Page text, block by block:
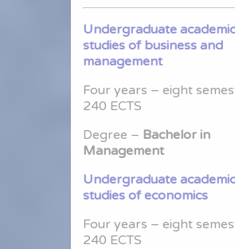
Undergraduate academic
studies of business and
management
Four years – eight
240 ECTS
Degree – Bachelor in
Management
Undergraduate academic
studies of economics
Four years – eight
240 ECTS